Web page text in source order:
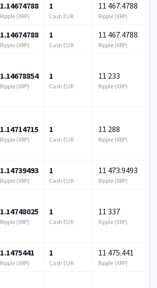
1.14674788
Ripple (XRP)
1
Cash EUR
11 467.4788
Ripple (XRP)
1.14674788
Ripple (XRP)
1
Cash EUR
11 467.4788
Ripple (XRP)
1.14678854
Ripple (XRP)
1
Cash EUR
11 233
Ripple (XRP)
1.14714715
Ripple (XRP)
1
Cash EUR
11 288
Ripple (XRP)
1.14739493
Ripple (XRP)
1
Cash EUR
11 473.9493
Ripple (XRP)
1.14748025
Ripple (XRP)
1
Cash EUR
11 337
Ripple (XRP)
1.1475441
Ripple (XRP)
1
Cash EUR
11 475.441
Ripple (XRP)